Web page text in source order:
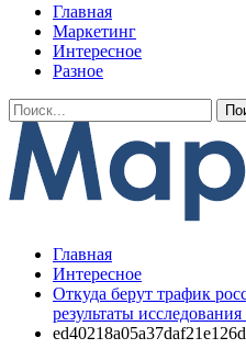
Главная
Маркетинг
Интересное
Разное
Главная
Интересное
Откуда берут трафик
результаты